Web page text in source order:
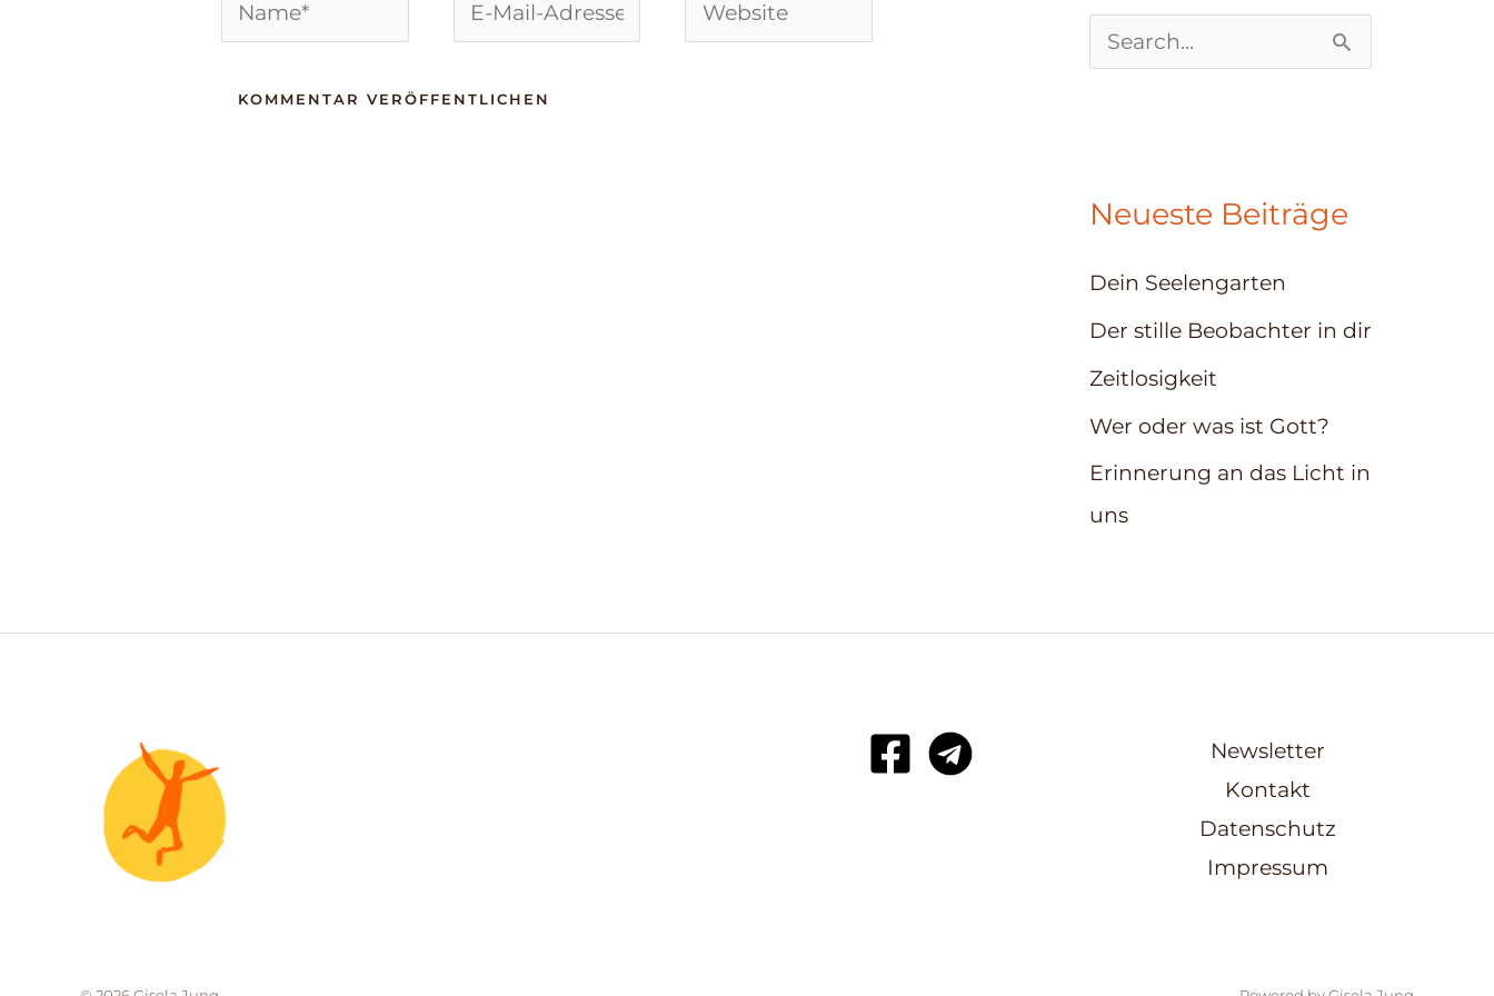
Mail-
e
a
c
h
:
Neueste Beiträge
Dein Seelengarten
Der stille Beobachter in dir
Zeitlosigkeit
Wer oder was ist Gott?
Erinnerung an das Licht in
uns
Newsletter
Kontakt
Datenschutz
Impressum